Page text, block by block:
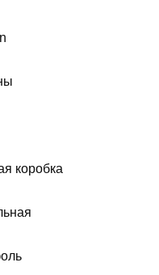
коробка